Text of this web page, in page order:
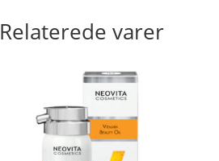
Relaterede varer